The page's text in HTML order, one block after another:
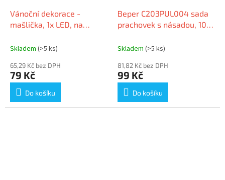
Vánoční dekorace -
mašlička, 1x LED, na
vlákna, velikost 9 cm
Skladem (>5 ks)
65,29 Kč bez DPH
79 Kč
Do košíku
Beper C203PUL004 sada
prachovek s násadou, 10
Skladem (>5 ks)
81,82 Kč bez DPH
99 Kč
Do košíku